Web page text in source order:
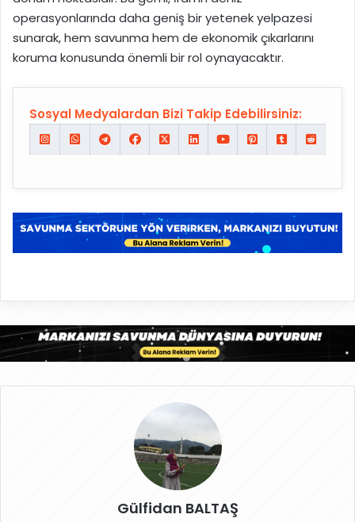
operasyonlarında daha geniş bir yetenek yelpazesi
sunarak, hem savunma hem de ekonomik çıkarlarını
koruma konusunda önemli bir rol oynayacaktır.
Sosyal Medyalardan Bizi Takip Edebilirsiniz:
Gülfidan BALTAŞ